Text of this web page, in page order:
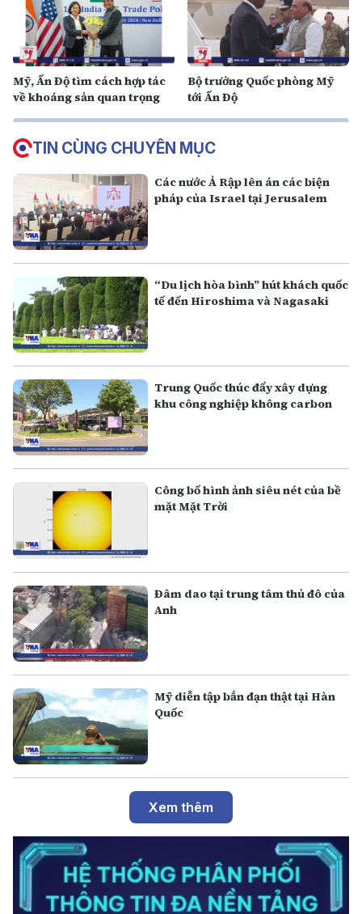
Mỹ, Ấn Độ tìm cách hợp tác
về khoáng sản quan trọng
Bộ trưởng Quốc phòng Mỹ
tới Ấn Độ
TIN CÙNG CHUYÊN MỤC
Các nước Ả Rập lên án các biện
pháp của Israel tại Jerusalem
“Du lịch hòa bình” hút khách quốc
tế đến Hiroshima và Nagasaki
Trung Quốc thúc đẩy xây dựng
khu công nghiệp không carbon
Công bố hình ảnh siêu nét của bề
mặt Mặt Trời
Đâm dao tại trung tâm thủ đô của
Anh
Mỹ diễn tập bắn đạn thật tại Hàn
Quốc
Xem thêm